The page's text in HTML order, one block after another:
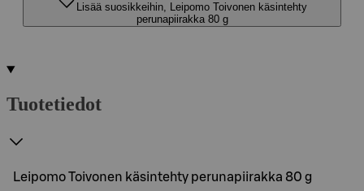
Lisää suosikkeihin, Leipomo Toivonen käsintehty
perunapiirakka 80 g
Tuotetiedot
Leipomo Toivonen käsintehty perunapiirakka 80 g